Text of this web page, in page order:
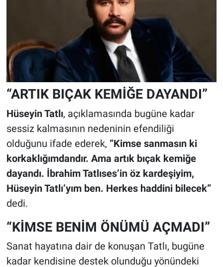
“ARTIK BIÇAK KEMİĞE DAYANDI”
Hüseyin Tatlı, açıklamasında bugüne kadar
sessiz kalmasının nedeninin efendiliği
olduğunu ifade ederek, “Kimse sanmasın ki
korkaklığımdandır. Ama artık bıçak kemiğe
dayandı. İbrahim Tatlıses’in öz kardeşiyim,
Hüseyin Tatlı’yım ben. Herkes haddini bilecek”
dedi.
“KİMSE BENİM ÖNÜMÜ AÇMADI”
Sanat hayatına dair de konuşan Tatlı, bugüne
kadar kendisine destek olunduğu yönündeki